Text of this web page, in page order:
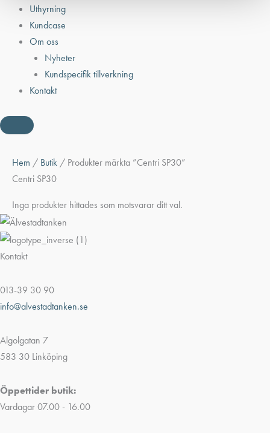
Uthyrning
Kundcase
Om oss
Nyheter
Kundspecifik tillverkning
Kontakt
Hem / Butik / Produkter märkta ”Centri SP30”
Centri SP30
Inga produkter hittades som motsvarar ditt val.
Kontakt
013-39 30 90
info@alvestadtanken.se
Algolgatan 7
583 30 Linköping
Öppettider butik:
Vardagar 07.00 - 16.00